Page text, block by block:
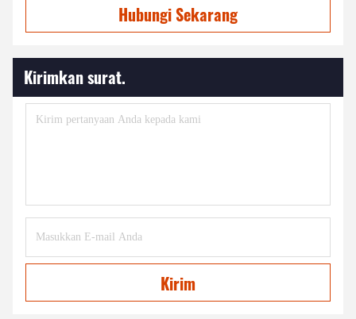
Hubungi Sekarang
Kirimkan surat.
Kirim